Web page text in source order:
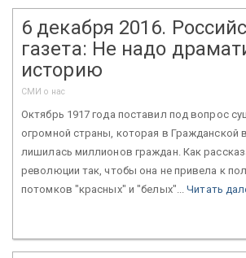
6 декабря 2016.
газета: Не надо
историю
СМИ о нас
Октябрь 1917 года поставил под вопрос
огромной страны, которая в Гражданской
лишилась миллионов граждан. Как
революции так, чтобы она не привела к
потомков "красных" и "белых"...Читать